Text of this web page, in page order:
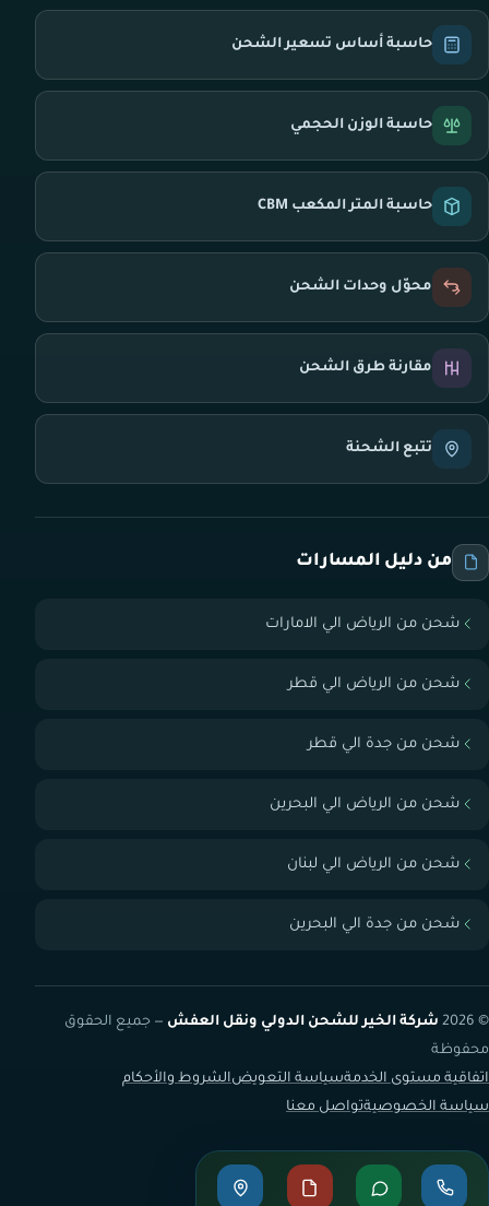
حاسبة أساس تسعير الشحن
حاسبة الوزن الحجمي
حاسبة المتر المكعب CBM
محوّل وحدات الشحن
مقارنة طرق الشحن
تتبع الشحنة
من دليل المسارات
شحن من الرياض الي الامارات
شحن من الرياض الي قطر
شحن من جدة الي قطر
شحن من الرياض الي البحرين
شحن من الرياض الي لبنان
شحن من جدة الي البحرين
© 2026 شركة الخير للشحن الدولي ونقل العفش — جميع الحقوق
محفوظة
اتفاقية مستوى الخدمةسياسة التعويضالشروط والأحكام
سياسة الخصوصيةتواصل معنا